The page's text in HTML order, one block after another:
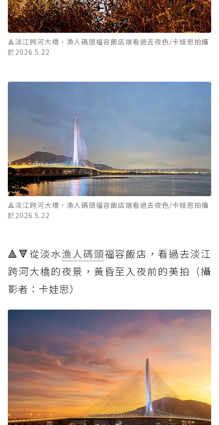
🔺淡江跨河大橋，漁人碼頭福容飯店端看過去夜色/卡娃思拍攝
於2026.5.22
🔺淡江跨河大橋，漁人碼頭福容飯店端看過去夜色/卡娃思拍攝
於2026.5.22
🔺🔻從淡水漁人碼頭福容飯店，看過去淡江
跨河大橋的夜景，黃昏至入夜前的美拍（攝
影者：卡娃思）